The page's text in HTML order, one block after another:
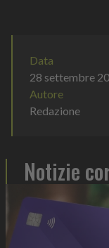
Data
28 settembre
Autore
Redazione
Notizie